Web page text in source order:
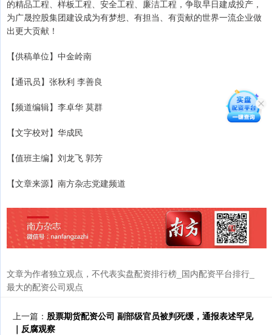
的精品工程、样板工程、安全工程、廉洁工程，争取早日建成投产，
为广晟控股集团建设成为有梦想、有担当、有贡献的世界一流企业做
出更大贡献！
【供稿单位】中金岭南
【通讯员】张秋利 李善良
【频道编辑】李卓华 莫群
【文字校对】华成民
【值班主编】刘龙飞 郭芳
【文章来源】南方杂志党建频道
文章为作者独立观点，不代表实盘配资排行榜_国内配资平台排行_
最大的配资公司观点
上一篇： 股票期货配资公司 副部级官员被判死缓，通报表述罕见
｜反腐观察